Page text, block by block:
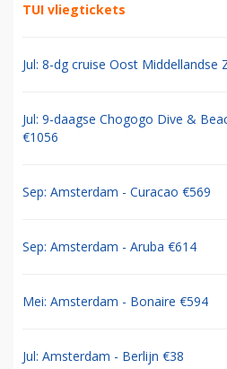
TUI vliegtickets
Jul: 8-dg cruise Oost Middellandse
Jul: 9-daagse Chogogo Dive &
€1056
Sep: Amsterdam - Curacao €569
Sep: Amsterdam - Aruba €614
Mei: Amsterdam - Bonaire €594
Jul: Amsterdam - Berlijn €38